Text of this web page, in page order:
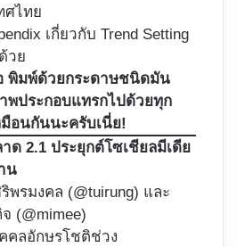
ศไทย
เกี่ยวกับ Trend Setting
วย
พิมพ์ด้วยกระดาษชนิดมัน
พประกอบแทรกไปด้วยทุก
อนกันนะครับเนี่ย!
ด 2.1 ประยุกต์โซเชียลมีเดีย
น
พรมงคล (@tuirung) และ
(@mimee)
ลอักษรโชติช่วง